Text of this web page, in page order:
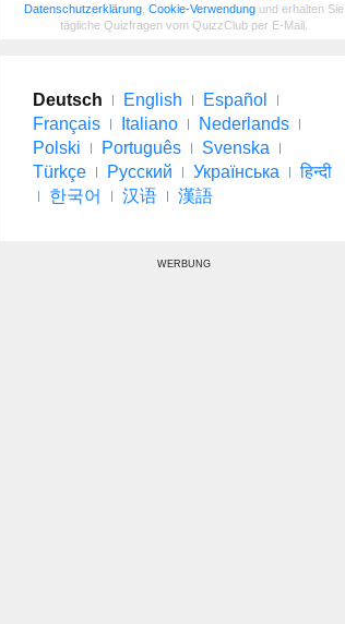
Datenschutzerklärung, Cookie-Verwendungund erhalten Sie
tägliche Quizfragen vom QuizzClub per E-Mail.
Deutsch English
Español
Français
Italiano
Nederlands
Polski
Português
Svenska
Türkçe
Русский Українська
हिन्दी
한국어
汉语 漢語
WERBUNG